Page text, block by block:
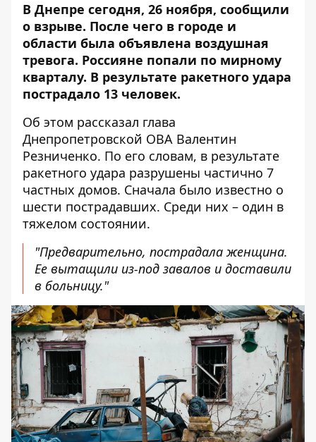
В Днепре сегодня, 26 ноября, сообщили
о взрыве. После чего в городе и
области была объявлена ​​воздушная
тревога. Россияне попали по мирному
кварталу. В результате ракетного удара
пострадало 13 человек.
Об этом рассказал глава
Днепропетровской ОВА Валентин
Резниченко. По его словам, в результате
ракетного удара разрушены частично 7
частных домов. Сначала было известно о
шести пострадавших. Среди них – один в
тяжелом состоянии.
"Предварительно, пострадала женщина.
Ее вытащили из-под завалов и доставили
в больницу."